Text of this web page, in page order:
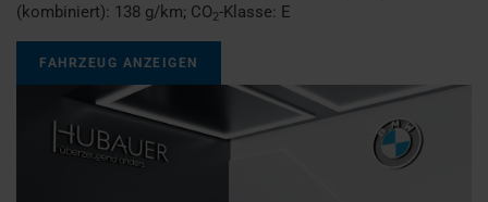
(kombiniert): 138 g/km; CO2-Klasse: E
FAHRZEUG ANZEIGEN